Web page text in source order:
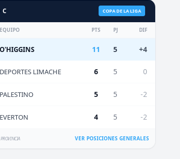
COPA DE LA LIGA
EQUIPO PTS PJ DIF
O'HIGGINS 11 5 +4
DEPORTES LIMACHE 6 5 0
PALESTINO 5 5 -2
EVERTON 4 5 -2
VER POSICIONES GENERALES